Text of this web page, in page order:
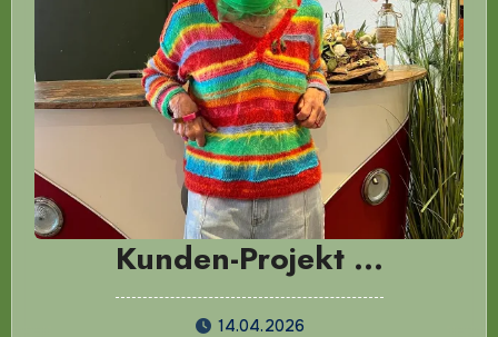
Kunden-Projekt …
14.04.2026